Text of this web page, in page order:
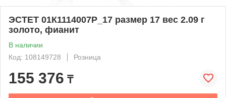
ЭСТЕТ 01К1114007Р_17 размер 17 вес 2.09 г
золото, фианит
В наличии
Код: 108149728
Розница
155 376 ₸